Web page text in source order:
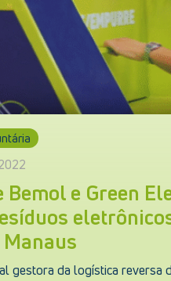
e Green
gestora da logística reversa